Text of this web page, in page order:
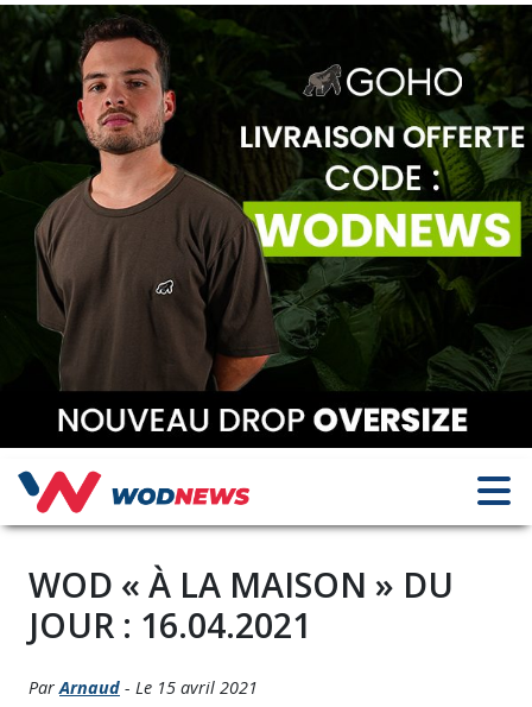
WOD « À LA MAISON » DU
JOUR : 16.04.2021
ParArnaud - Le 15 avril 2021